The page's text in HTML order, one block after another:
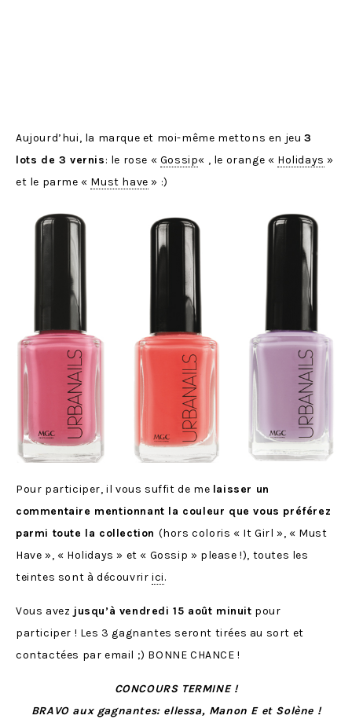
Aujourd’hui, la marque et moi-même mettons en jeu 3
lots de 3 vernis: le rose « Gossip« , le orange « Holidays »
et le parme « Must have » :)
Pour participer, il vous suffit de me laisser un
commentaire mentionnant la couleur que vous préférez
parmi toute la collection (hors coloris « It Girl », « Must
Have », « Holidays » et « Gossip » please !), toutes les
teintes sont à découvririci.
Vous avez jusqu’à vendredi 15 août minuit pour
participer ! Les 3 gagnantes seront tirées au sort et
contactées par email ;) BONNE CHANCE !
CONCOURS TERMINE !
BRAVO aux gagnantes: ellessa, Manon E et Solène !